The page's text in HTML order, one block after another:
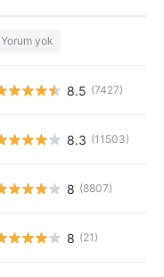
Yorum yok
8.5 (7427)
8.3 (11503)
8 (8807)
8 (21)